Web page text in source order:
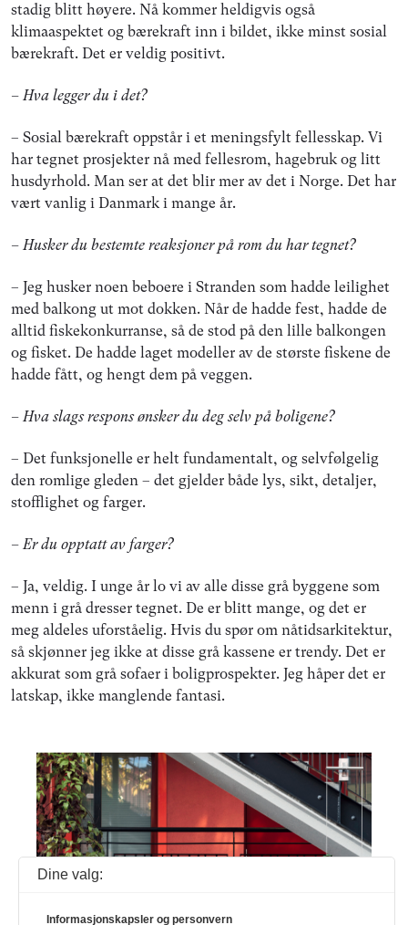
stadig blitt høyere. Nå kommer heldigvis også
klimaaspektet og bærekraft inn i bildet, ikke minst sosial
bærekraft. Det er veldig positivt.
– Hva legger du i det?
– Sosial bærekraft oppstår i et meningsfylt fellesskap. Vi
har tegnet prosjekter nå med fellesrom, hagebruk og litt
husdyrhold. Man ser at det blir mer av det i Norge. Det har
vært vanlig i Danmark i mange år.
– Husker du bestemte reaksjoner på rom du har tegnet?
– Jeg husker noen beboere i Stranden som hadde leilighet
med balkong ut mot dokken. Når de hadde fest, hadde de
alltid fiskekonkurranse, så de stod på den lille balkongen
og fisket. De hadde laget modeller av de største fiskene de
hadde fått, og hengt dem på veggen.
– Hva slags respons ønsker du deg selv på boligene?
– Det funksjonelle er helt fundamentalt, og selvfølgelig
den romlige gleden – det gjelder både lys, sikt, detaljer,
stofflighet og farger.
– Er du opptatt av farger?
– Ja, veldig. I unge år lo vi av alle disse grå byggene som
menn i grå dresser tegnet. De er blitt mange, og det er
meg aldeles uforståelig. Hvis du spør om nåtidsarkitektur,
så skjønner jeg ikke at disse grå kassene er trendy. Det er
akkurat som grå sofaer i boligprospekter. Jeg håper det er
latskap, ikke manglende fantasi.
Dine valg:
Informasjonskapsler og personvern